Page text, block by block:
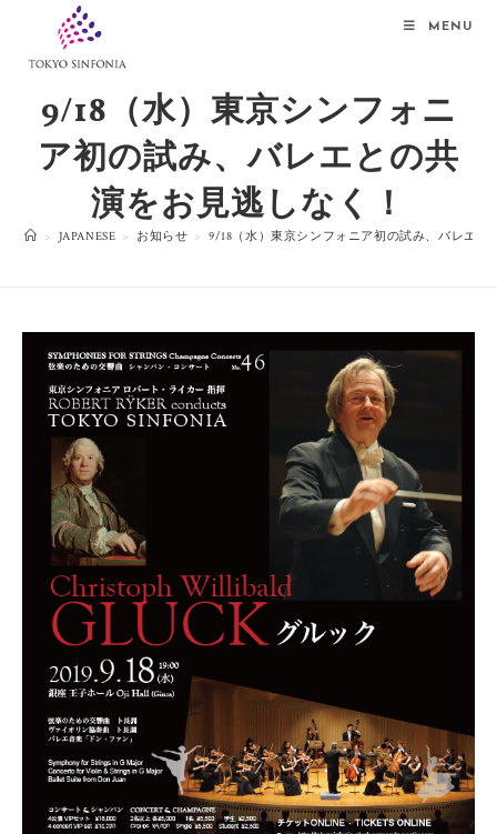
MENU
9/18（水）東京シンフォニ
ア初の試み、バレエとの共
演をお見逃しなく！
> JAPANESE > お知らせ > 9/18（水）東京シンフォニア初の試み、バレエと